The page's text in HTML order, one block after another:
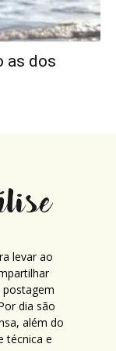
as dos
levar ao
postagem
dia são
além do
técnica e